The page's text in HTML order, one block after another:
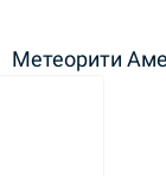
Метеорити